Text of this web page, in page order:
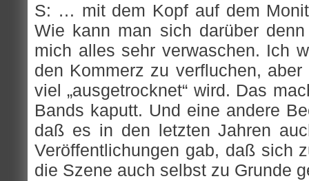
S: … mit dem Kopf auf dem
Wie kann man sich darüber
mich alles sehr verwaschen. Ich
den Kommerz zu verfluchen,
viel „ausgetrocknet“ wird. Das
Bands kaputt. Und eine andere
daß es in den letzten Jahren
Veröffentlichungen gab, daß sich
die Szene auch selbst zu Grunde